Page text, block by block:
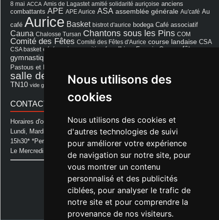
Nous utilisons des
cookies
Nous utilisons des cookies et
d'autres technologies de suivi
pour améliorer votre expérience
de navigation sur notre site, pour
vous montrer un contenu
personnalisé et des publicités
ciblées, pour analyser le trafic de
notre site et pour comprendre la
provenance de nos visiteurs.
8 mai ACCA Amis de Lagastet amitié solidarité auriçoise anciens
combattants APE APE Aurice ASA assemblée générale Au'café Au
café Aurice Basket bistrot d'aurice bodega Café associatif
Cauna Chalosse Tursan Chantons sous les Pins COM
Comité des Fêtes Comité des Fêtes d'Aurice course landaise CSA
CSA basket cérémonie exposition feu d'hiver Francis Cazaux
fêtes
gymnastique volontaire
Pastous et Pastourettes
salle des fêtes salle des fêtes d'aurice Souprosse
TN10 vide grenier Voeux école
CONTACT MAIRIE
Horaires d'ouverture de la Mairie:
Lundi, Mardi, Jeudi et Vendredi : de 08h00 à 11h30 et de 12h30 à
15h30* *Permanence téléphonique jusqu'à 17h00
Le Mercredi : de 08h00 à 11h00
Mairie d'Aurice
14 Avenue des Pastous
40500 Aurice
Tel : 05 58 76 06 50
Plus d'infos »